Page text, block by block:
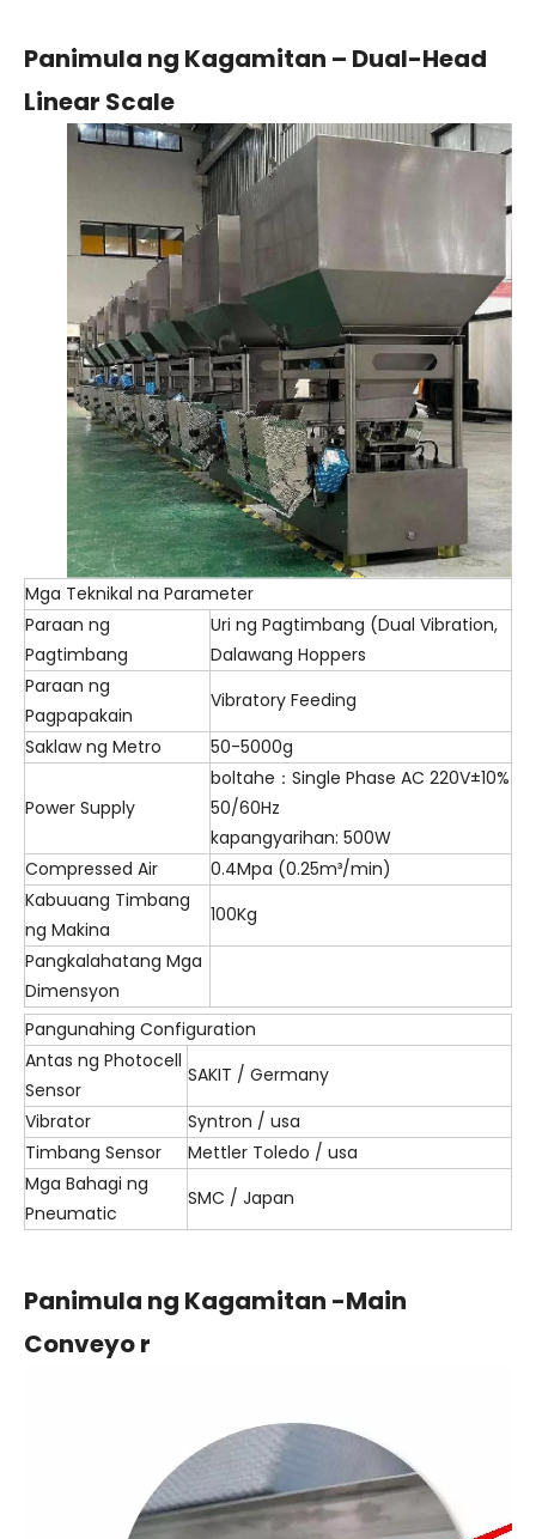
Panimula ng Kagamitan – Dual-Head
Linear Scale
Mga Teknikal na Parameter
Paraan ng
Pagtimbang
Uri ng Pagtimbang (Dual Vibration,
Dalawang Hoppers
Paraan ng
Pagpapakain
Vibratory Feeding
Saklaw ng Metro
50-5000g
Power Supply
boltahe：Single Phase AC 220V±10%
50/60Hz
kapangyarihan: 500W
Compressed Air
0.4Mpa (0.25m³/min)
Kabuuang Timbang
ng Makina
100Kg
Pangkalahatang Mga
Dimensyon
Pangunahing Configuration
Antas ng Photocell
Sensor
SAKIT / Germany
Vibrator
Syntron / usa
Timbang Sensor
Mettler Toledo / usa
Mga Bahagi ng
Pneumatic
SMC / Japan
Panimula ng Kagamitan -Main
Conveyor